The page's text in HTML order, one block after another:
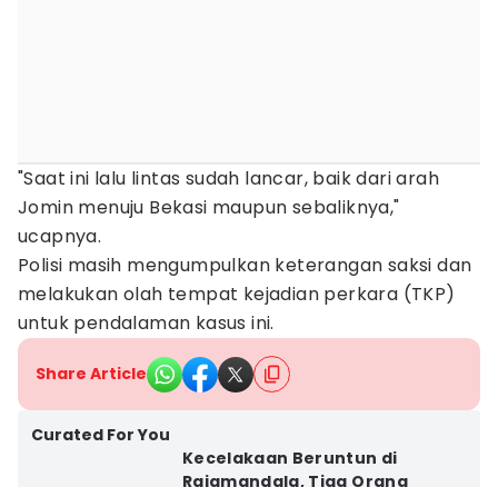
"Saat ini lalu lintas sudah lancar, baik dari arah
Jomin menuju Bekasi maupun sebaliknya,"
ucapnya.
Polisi masih mengumpulkan keterangan saksi dan
melakukan olah tempat kejadian perkara (TKP)
untuk pendalaman kasus ini.
Share Article
Curated For You
Kecelakaan Beruntun di
Rajamandala, Tiga Orang